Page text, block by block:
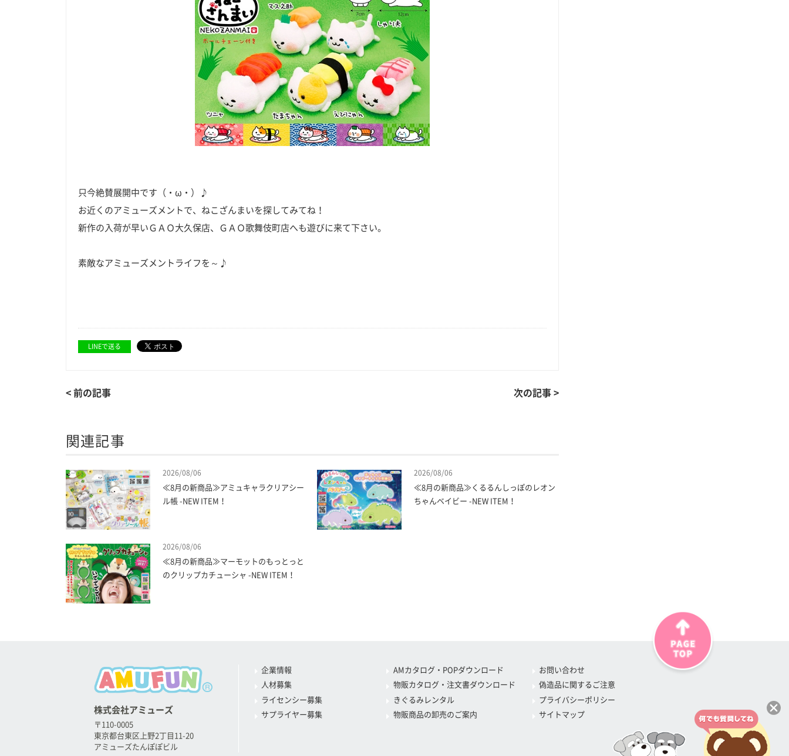
只今絶賛展開中です（・ω・）♪
お近くのアミューズメントで、ねこざんまいを探してみてね！
新作の入荷が早いＧＡＯ大久保店、ＧＡＯ歌舞伎町店へも遊びに来て下さい。
素敵なアミューズメントライフを～♪
LINEで送る
< 前の記事 次の記事 >
関連記事
2026/08/06
≪8月の新商品≫アミュキャラクリアシー
ル帳 -NEW ITEM！
2026/08/06
≪8月の新商品≫くるるんしっぽのレオン
ちゃんベイビー -NEW ITEM！
2026/08/06
≪8月の新商品≫マーモットのもっとっと
のクリップカチューシャ -NEW ITEM！
企業情報
人材募集
ライセンシー募集
サプライヤー募集
AMカタログ・POPダウンロード
物販カタログ・注文書ダウンロード
きぐるみレンタル
物販商品の卸売のご案内
お問い合わせ
偽造品に関するご注意
プライバシーポリシー
サイトマップ
株式会社アミューズ
〒110-0005
東京都台東区上野2丁目11-20
アミューズたんぽぽビル